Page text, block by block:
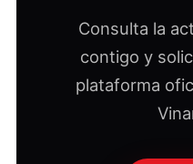
Consulta la
contigo y
plataforma